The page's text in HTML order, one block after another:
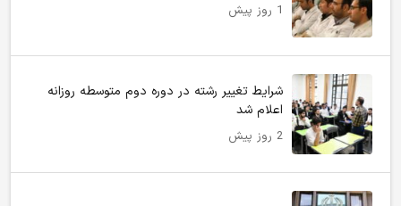
1 روز پیش
شرایط تغییر رشته در دوره دوم متوسطه روزانه
اعلام شد
2 روز پیش